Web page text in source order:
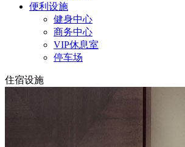
便利设施
健身中心
商务中心
VIP休息室
停车场
住宿设施